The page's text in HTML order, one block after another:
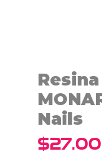
Nails
$27.00